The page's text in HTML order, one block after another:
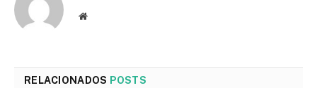
Site
RELACIONADOS POSTS